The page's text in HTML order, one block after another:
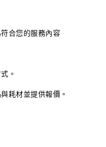
合您的服務內容
。
耗材並提供報價。